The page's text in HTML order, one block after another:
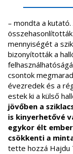
– mondta a
mennyiségét a
bizonyították a
csontok
évezredek és a
estek ki a külső
jövőben a
is kinyerhetővé
egykor élt
csökkenti a
tette hozzá Hajdu